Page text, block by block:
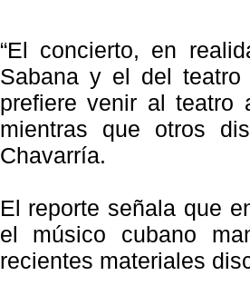
“El concierto, en
Sabana y el del
prefiere venir al
mientras que otros
Chavarría.
El reporte señala que
el músico cubano
recientes materiales